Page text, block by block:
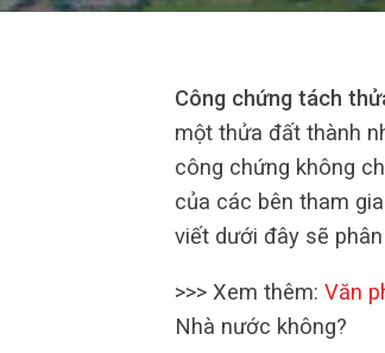
Công chứng tách
một thửa đất thành
công chứng không
của các bên tham
viết dưới đây sẽ
>>> Xem thêm: Văn
Nhà nước không?